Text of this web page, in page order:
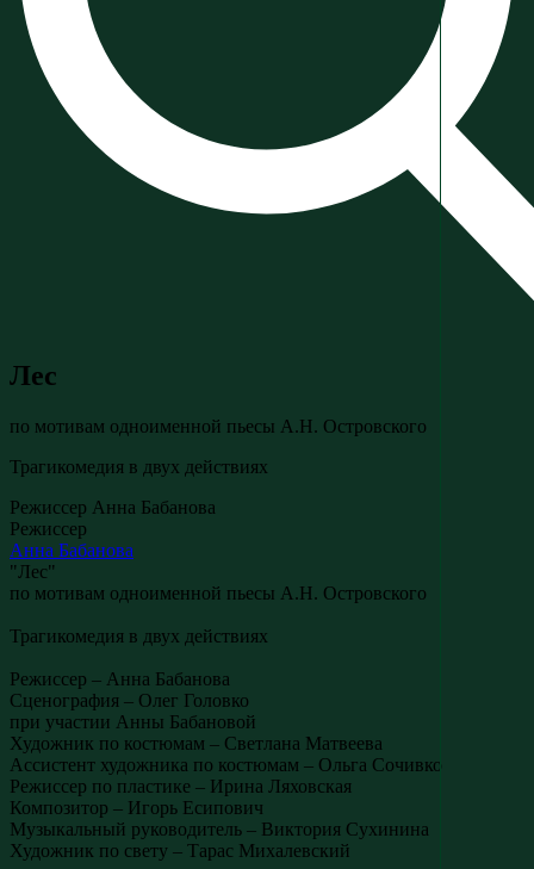
Лес
по мотивам одноименной пьесы А.Н. Островского
Трагикомедия в двух действиях
Режиссер Анна Бабанова
Режиссер
Анна Бабанова
"Лес"
по мотивам одноименной пьесы А.Н. Островского
Трагикомедия в двух действиях
Режиссер – Анна Бабанова
Сценография – Олег Головко
при участии Анны Бабановой
Художник по костюмам – Светлана Матвеева
Ассистент художника по костюмам – Ольга Сочивко
Режиссер по пластике – Ирина Ляховская
Композитор – Игорь Есипович
Музыкальный руководитель – Виктория Сухинина
Художник по свету – Тарас Михалевский